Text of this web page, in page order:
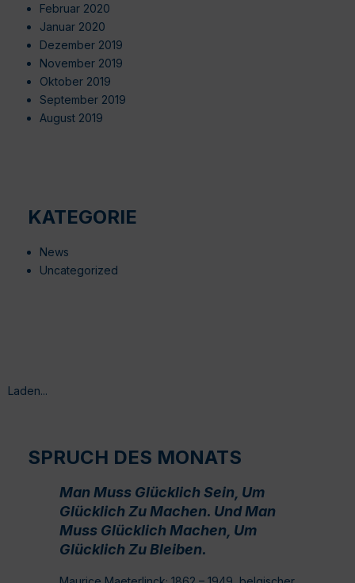
Februar 2020
Januar 2020
Dezember 2019
November 2019
Oktober 2019
September 2019
August 2019
KATEGORIE
News
Uncategorized
Laden...
SPRUCH DES MONATS
Man Muss Glücklich Sein, Um
Glücklich Zu Machen. Und Man
Muss Glücklich Machen, Um
Glücklich Zu Bleiben.